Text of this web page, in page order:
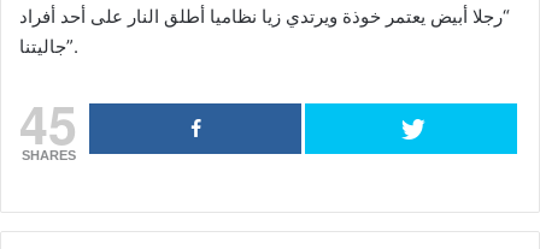
“رجلا أبيض يعتمر خوذة ويرتدي زيا نظاميا أطلق النار على أحد أفراد
جاليتنا”.
45
SHARES